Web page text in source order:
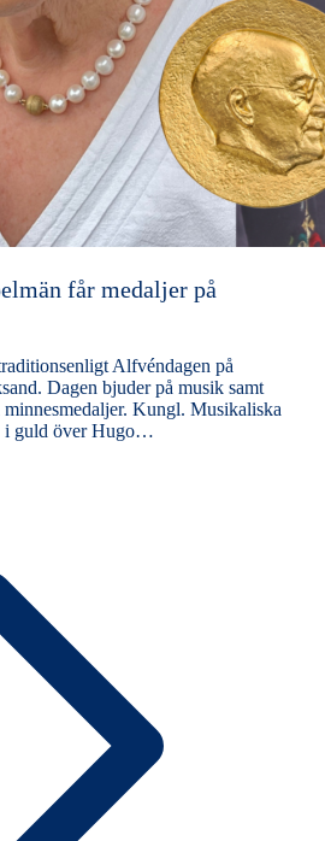
får medaljer på
Alfvéndagen på
Dagen bjuder på musik samt
Kungl. Musikaliska
i guld över Hugo…